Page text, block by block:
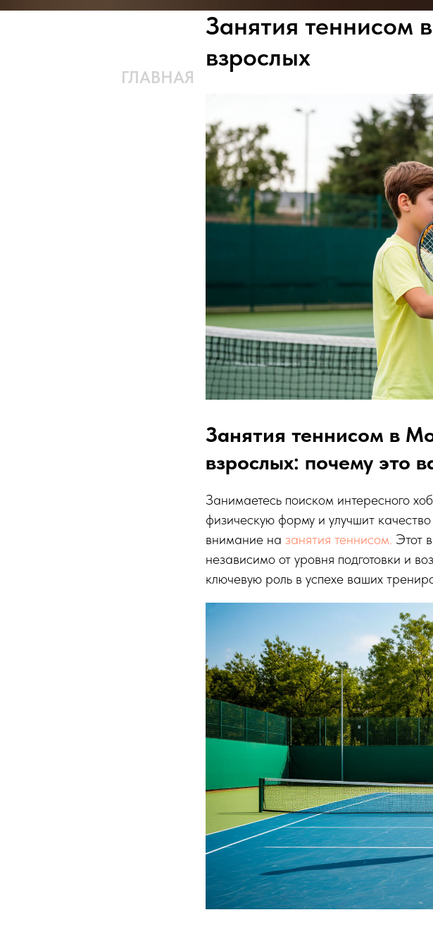
ГЛАВНАЯ КОМАНДА
Занятия теннисом
взрослых
Занятия теннисом в
взрослых: почему это
Занимаетесь поиском интересного
физическую форму и улучшит
внимание на занятия теннисом. Этот
независимо от уровня подготовки и
ключевую роль в успехе ваших